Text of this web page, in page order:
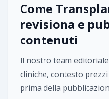
Come
revisiona e
contenuti
Il nostro team
cliniche, contesto
prima della